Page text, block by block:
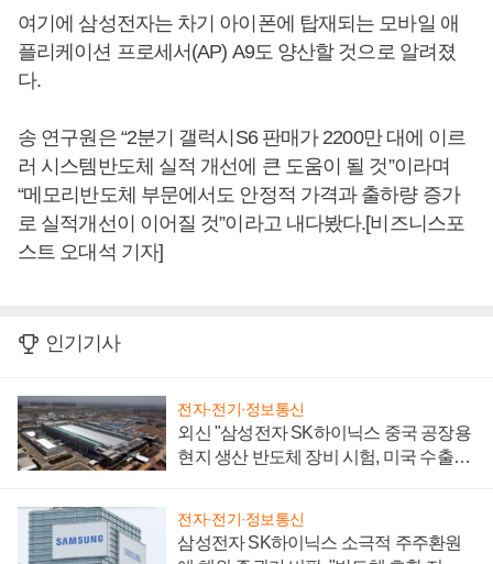
여기에 삼성전자는 차기 아이폰에 탑재되는 모바일 애
플리케이션 프로세서(AP) A9도 양산할 것으로 알려졌
다.
송 연구원은 “2분기 갤럭시S6 판매가 2200만 대에 이르
러 시스템반도체 실적 개선에 큰 도움이 될 것”이라며
“메모리반도체 부문에서도 안정적 가격과 출하량 증가
로 실적개선이 이어질 것”이라고 내다봤다.[비즈니스포
스트 오대석 기자]
인기기사
전자·전기·정보통신
외신 "삼성전자 SK하이닉스 중국 공장용
현지 생산 반도체 장비 시험, 미국 수출통
전자·전기·정보통신
삼성전자 SK하이닉스 소극적 주주환원